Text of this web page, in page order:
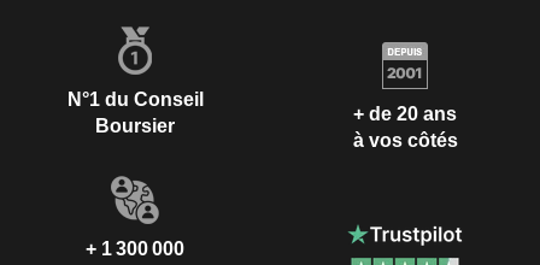
N°1 du Conseil
Boursier
+ de 20 ans
à vos côtés
+ 1 300 000